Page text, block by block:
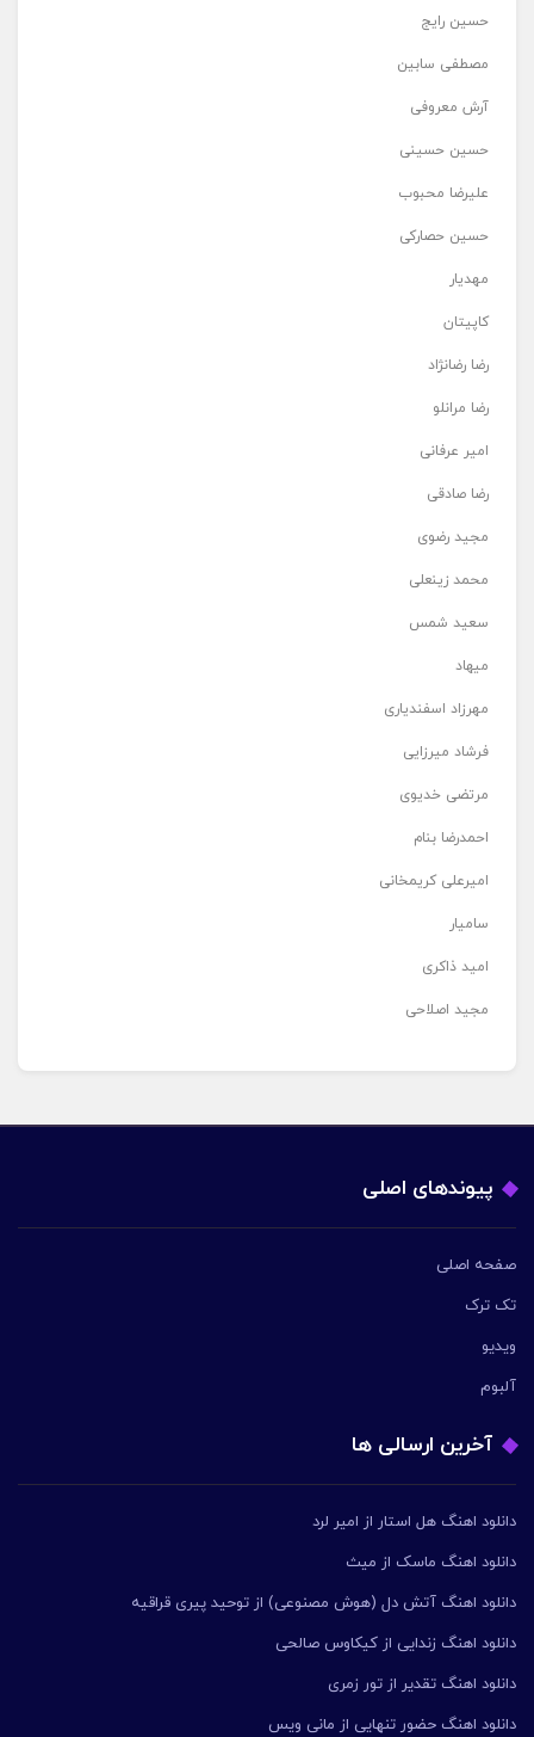
حسین رایج
مصطفی سابین
آرش معروفی
حسین حسینی
علیرضا محبوب
حسین حصارکی
مهدیار
کاپیتان
رضا رضانژاد
رضا مرانلو
امیر عرفانی
رضا صادقی
مجید رضوی
محمد زینعلی
سعید شمس
میهاد
مهرزاد اسفندیاری
فرشاد میرزایی
مرتضی خدیوی
احمدرضا بنام
امیرعلی کریمخانی
سامیار
امید ذاکری
مجید اصلاحی
پیوندهای اصلی
صفحه اصلی
تک ترک
ویدیو
آلبوم
آخرین ارسالی ها
دانلود اهنگ هل استار از امیر لرد
دانلود اهنگ ماسک از میث
دانلود اهنگ آتش دل (هوش مصنوعی) از توحید پیری قراقیه
دانلود اهنگ زندایی از کیکاوس صالحی
دانلود اهنگ تقدیر از تور زمری
دانلود اهنگ حضور تنهایی از مانی ویس